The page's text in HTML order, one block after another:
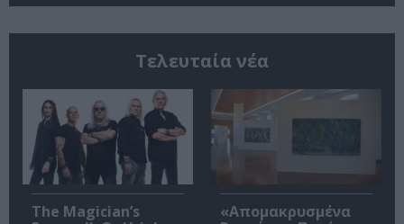
Τελευταία νέα
The Magician’s
«Απομακρυσμένα